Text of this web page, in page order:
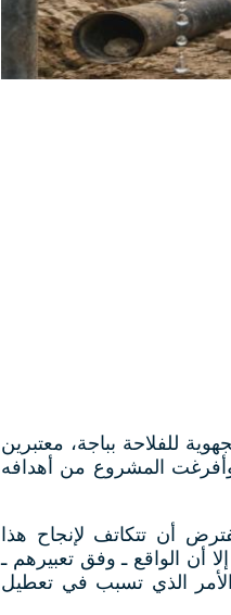
للفلاحة بباجة، معتبرين
وأفرغت المشروع من أهدافه
أن تتكاتف لإنجاح هذا
أن الواقع ـ وفق تعبيرهم ـ
الذي تسبب في تعطيل